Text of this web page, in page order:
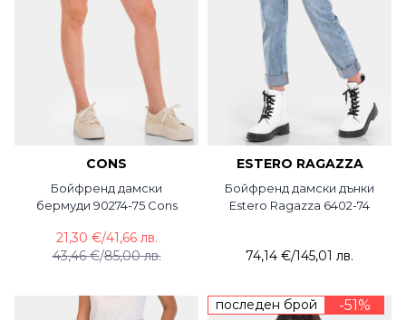
CONS
Бойфренд дамски
бермуди 90274-75 Cons
43,46 €/85,00 лв.
21,30 €/41,66 лв.
ESTERO RAGAZZA
Бойфренд дамски дънки
Estero Ragazza 6402-74
74,14 €/145,01 лв.
последен брой -51%